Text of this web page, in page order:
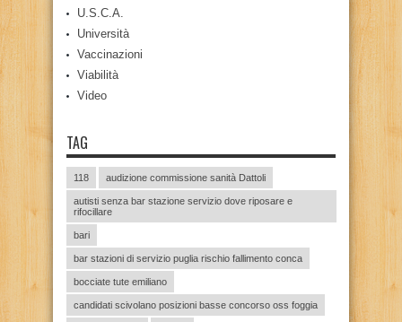
U.S.C.A.
Università
Vaccinazioni
Viabilità
Video
TAG
118 audizione commissione sanità Dattoli
autisti senza bar stazione servizio dove riposare e
rifocillare
bari
bar stazioni di servizio puglia rischio fallimento conca
bocciate tute emiliano
candidati scivolano posizioni basse concorso oss foggia